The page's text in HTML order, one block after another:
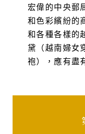
宏偉的中央郵
和色彩繽紛的
和各種各​​樣的
黛（越南婦女
袍），應有盡